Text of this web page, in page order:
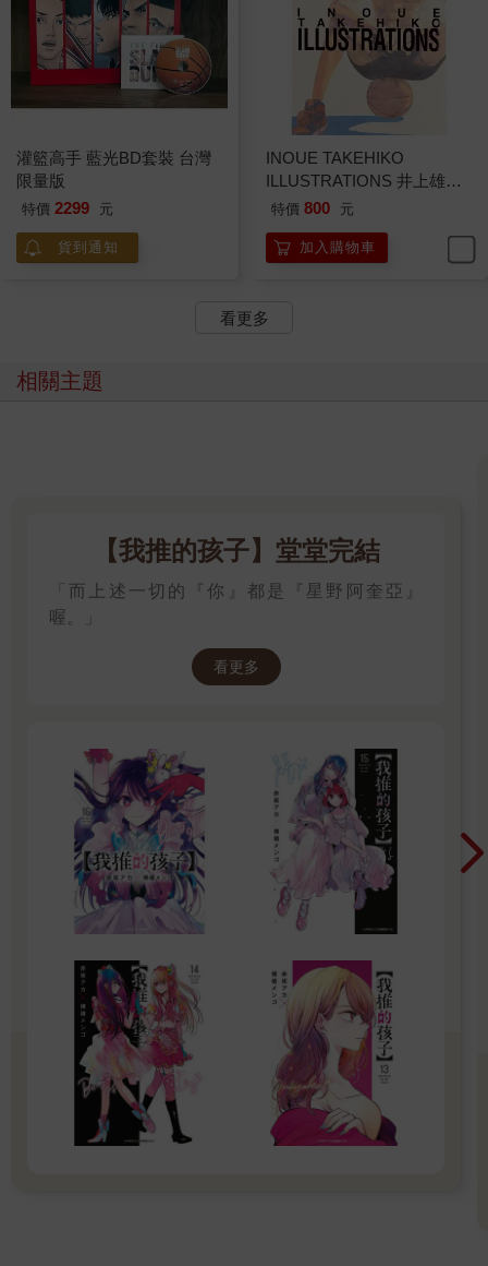
灌籃高手 藍光BD套裝 台灣
限量版
特價 2299 元
貨到通知
INOUE TAKEHIKO
ILLUSTRATIONS 井上雄彥
畫冊(全)
特價 800 元
加入購物車
看更多
相關主題
【我推的孩子】堂堂完結
「而上述一切的『你』都是『星野阿奎亞』
喔。」
看更多